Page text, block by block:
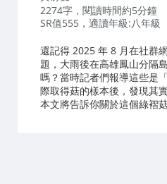
者：
2274字，閱讀時間約5分鐘
SR值555，適讀年級:八年級
還記得 2025 年 8 月在社群
題，大雨後在高雄鳳山分隔
嗎？當時記者們報導這些是
際取得菇的樣本後，發現其
本文將告訴你關於這個綠褶